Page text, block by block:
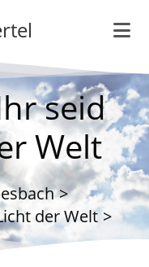
seid
Welt
>
der Welt >